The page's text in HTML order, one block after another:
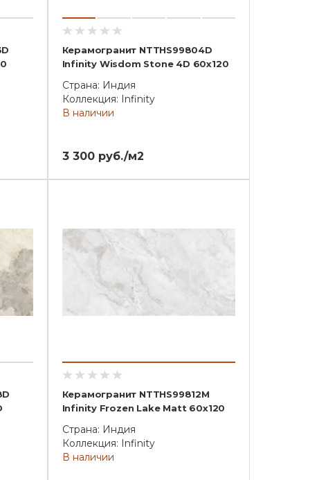
Керамогранит NTTHS99804D
Infinity Wisdom Stone 4D 60x120
Страна: Индия
Коллекция: Infinity
В наличии
3 300 руб./м2
Керамогранит NTTHS99812M
Infinity Frozen Lake Matt 60x120
Страна: Индия
Коллекция: Infinity
В наличии